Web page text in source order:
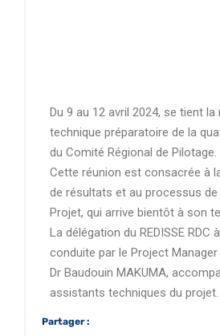
Du 9 au 12 avril 2024, se tient la
technique préparatoire de la
du Comité Régional de Pilotage.
Cette réunion est consacrée à
de résultats et au processus
Projet, qui arrive bientôt à son
La délégation du REDISSE RDC
conduite par le Project Manager
Dr Baudouin MAKUMA,
assistants techniques du projet.
Partager :